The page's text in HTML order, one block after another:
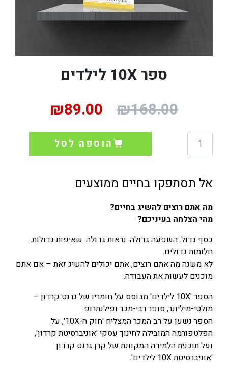
ספר 10X לילדים
₪168.00
₪89.00
הוספה לסל
אל תסתפקו בחיים ממוצעים
מה אתם רוצים להשיג בחיים?
מהי הצלחה בעיניכם?
כסף גדול. השפעה גדולה. נראות גדולה. שאיפות גדולות.
חלומות גדולים.
לא משנה מה אתם רוצים, אתם יכולים להשיג זאת – אם אתם
מוכנים לעשות את העבודה.
הספר '10X לילדים' מבוסס על חומריו של גרנט קרדון –
מולטי-מיליונר, סופר רבי-מכר ופילנתרופ.
הספר נשען על רב המכר המצליח 'חוק ה-10X', על
הפלטפורמה המובילה לחינוך עסקי 'אוניברסיטת קרדון',
ועל תוכנית הלמידה המקוונת של קרן גרנט קרדון
'אוניברסיטת 10X לילדים'.